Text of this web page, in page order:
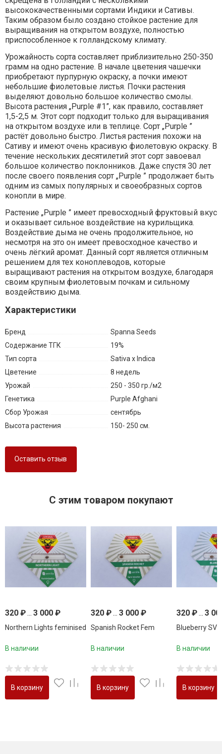
высококачественными сортами Индики и Сативы.
Таким образом было создано стойкое растение для
выращивания на открытом воздухе, полностью
приспособленное к голландскому климату.
Урожайность сорта составляет приблизительно 250-350
грамм на одно растение. В начале цветения чашечки
приобретают пурпурную окраску, а почки имеют
небольшие фиолетовые листья. Почки растения
выделяют довольно большое количество смолы.
Высота растения „Purple #1”, как правило, составляет
1,5-2,5 м. Этот сорт подходит только для выращивания
на открытом воздухе или в теплице. Сорт „Purple ”
растёт довольно быстро. Листья растения похожи на
Сативу и имеют очень красивую фиолетовую окраску. В
течение нескольких десятилетий этот сорт завоевал
большое количество поклонников. Даже спустя 30 лет
после своего появления сорт „Purple ” продолжает быть
одним из самых популярных и своеобразных сортов
конопли в мире.
Растение „Purple ” имеет превосходный фруктовый вкус
и оказывает сильное воздействие на курильщика.
Воздействие дыма не очень продолжительное, но
несмотря на это он имеет превосходное качество и
очень лёгкий аромат. Данный сорт является отличным
решением для тех коноплеводов, которые
выращивают растения на открытом воздухе, благодаря
своим крупным фиолетовым почкам и сильному
воздействию дыма.
Характеристики
Бренд
Spanna Seeds
Содержание ТГК
19%
Тип сорта
Sativa x Indica
Цветение
8 недель
Урожай
250 - 350 гр./м2
Генетика
Purple Afghani
Сбор Урожая
сентябрь
Высота растения
150- 250 см.
Оставить отзыв
C этим товаром покупают
320 ₽... 3 000 ₽
Northern Lights feminised
В наличии
В корзину
320 ₽... 3 000 ₽
Spanish Rocket Fem
В наличии
В корзину
320 ₽... 3
Blueberry SV
В наличии
В корзину